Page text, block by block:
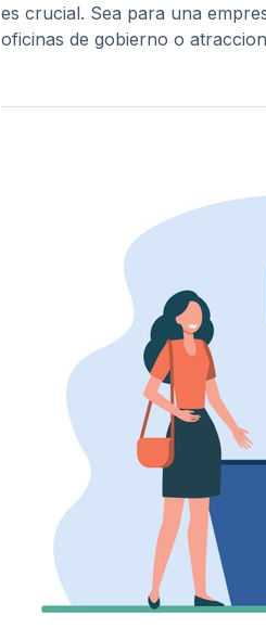
es crucial. Sea para una
oficinas de gobierno o